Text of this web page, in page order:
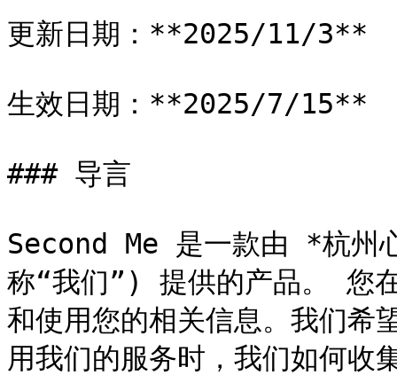
更新日期：**2025/11/3**
生效日期：**2025/7/15**
### 导言
Second Me 是一款由 *杭州
称“我们”) 提供的产品。 您
和使用您的相关信息。我们希
用我们的服务时，我们如何收